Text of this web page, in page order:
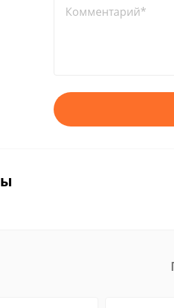
Комментарий*